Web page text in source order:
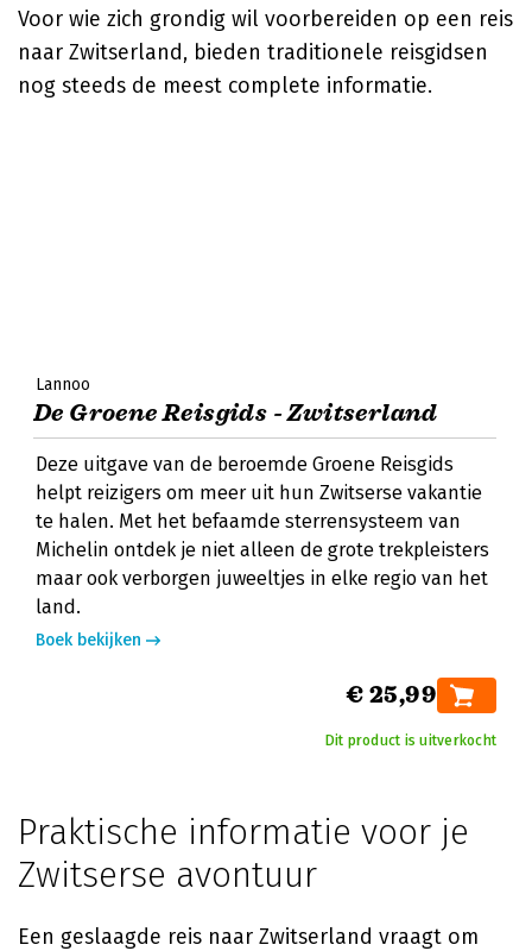
Voor wie zich grondig wil voorbereiden op een reis
naar Zwitserland, bieden traditionele reisgidsen
nog steeds de meest complete informatie.
Lannoo
De Groene Reisgids - Zwitserland
Deze uitgave van de beroemde Groene Reisgids
helpt reizigers om meer uit hun Zwitserse vakantie
te halen. Met het befaamde sterrensysteem van
Michelin ontdek je niet alleen de grote trekpleisters
maar ook verborgen juweeltjes in elke regio van het
land.
Boek bekijken
€ 25,99
Dit product is uitverkocht
Praktische informatie voor je
Zwitserse avontuur
Een geslaagde reis naar Zwitserland vraagt om